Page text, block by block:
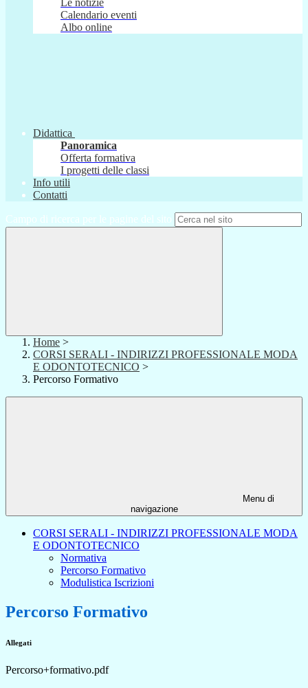
Le notizie
Calendario eventi
Albo online
Didattica
Panoramica
Offerta formativa
I progetti delle classi
Info utili
Contatti
Campo di ricerca per le pagine del sito
Home >
CORSI SERALI - INDIRIZZI PROFESSIONALE MODA
E ODONTOTECNICO >
Percorso Formativo
Menu di
navigazione
CORSI SERALI - INDIRIZZI PROFESSIONALE MODA
E ODONTOTECNICO
Normativa
Percorso Formativo
Modulistica Iscrizioni
Percorso Formativo
Allegati
Percorso+formativo.pdf